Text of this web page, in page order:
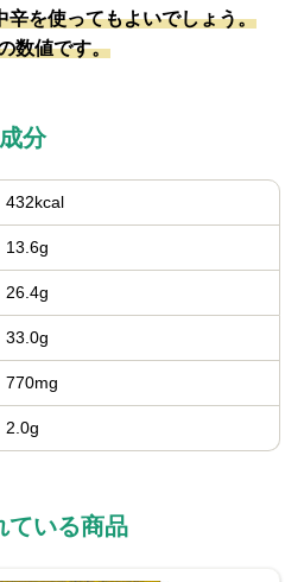
辛を使ってもよいでしょう。
数値です。
分
432kcal
13.6g
26.4g
33.0g
770mg
2.0g
ている商品